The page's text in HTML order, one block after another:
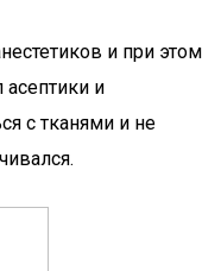
и при этом
и
с тканями и не